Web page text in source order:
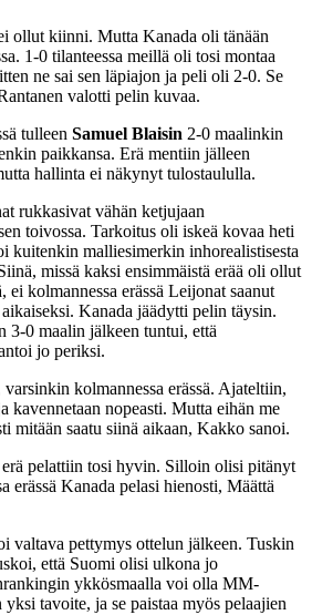
ollut kiinni. Mutta Kanada oli tänään
1-0 tilanteessa meillä oli tosi montaa
ne sai sen läpiajon ja peli oli 2-0. Se
valotti pelin kuvaa.
tulleen Samuel Blaisin 2-0 maalinkin
paikkansa. Erä mentiin jälleen
hallinta ei näkynyt tulostaululla.
rukkasivat vähän ketjujaan
toivossa. Tarkoitus oli iskeä kovaa heti
kuitenkin malliesimerkin inhorealistisesta
missä kaksi ensimmäistä erää oli ollut
ei kolmannessa erässä Leijonat saanut
Kanada jäädytti pelin täysin.
3-0 maalin jälkeen tuntui, että
jo periksi.
kolmannessa erässä. Ajateltiin,
kavennetaan nopeasti. Mutta eihän me
mitään saatu siinä aikaan, Kakko sanoi.
pelattiin tosi hyvin. Silloin olisi pitänyt
erässä Kanada pelasi hienosti, Määttä
valtava pettymys ottelun jälkeen. Tuskin
että Suomi olisi ulkona jo
ykkösmaalla voi olla MM-
tavoite, ja se paistaa myös pelaajien